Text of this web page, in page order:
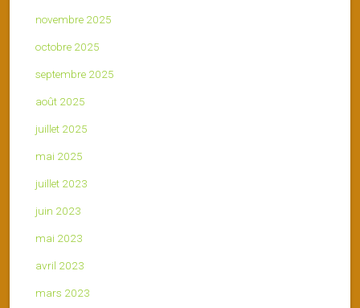
novembre 2025
octobre 2025
septembre 2025
août 2025
juillet 2025
mai 2025
juillet 2023
juin 2023
mai 2023
avril 2023
mars 2023